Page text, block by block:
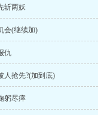
斩两妖
会(继续加)
仇
人抢先?(加到底)
躬尽瘁